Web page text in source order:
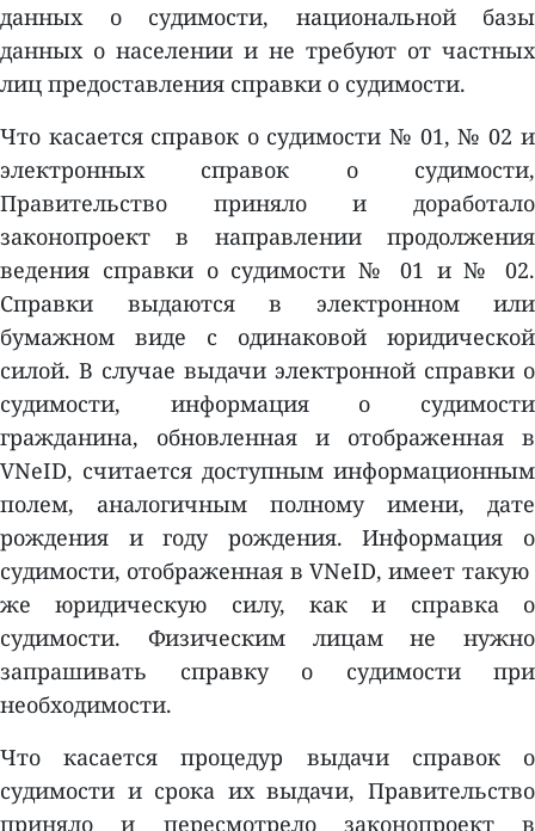
данных о судимости, национальной базы
данных о населении и не требуют от частных
лиц предоставления справки о судимости.
Что касается справок о судимости № 01, № 02 и
электронных справок о судимости,
Правительство приняло и доработало
законопроект в направлении продолжения
ведения справки о судимости № 01 и № 02.
Справки выдаются в электронном или
бумажном виде с одинаковой юридической
силой. В случае выдачи электронной справки о
судимости, информация о судимости
гражданина, обновленная и отображенная в
VNeID, считается доступным информационным
полем, аналогичным полному имени, дате
рождения и году рождения. Информация о
судимости, отображенная в VNeID, имеет такую ​​
же юридическую силу, как и справка о
судимости. Физическим лицам не нужно
запрашивать справку о судимости при
необходимости.
Что касается процедур выдачи справок о
судимости и срока их выдачи, Правительство
приняло и пересмотрело законопроект в